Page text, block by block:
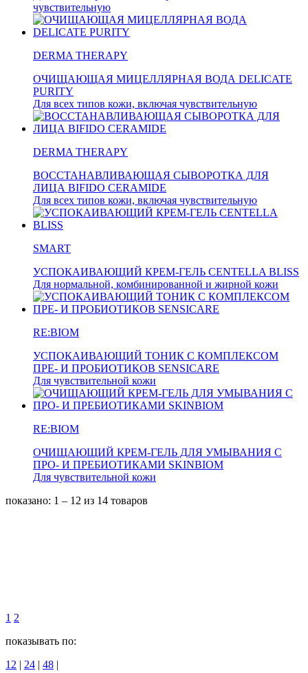
чувствительную
DERMA THERAPY
ОЧИЩАЮЩАЯ МИЦЕЛЛЯРНАЯ ВОДА DELICATE
PURITY
Для всех типов кожи, включая чувствительную
DERMA THERAPY
ВОССТАНАВЛИВАЮЩАЯ СЫВОРОТКА ДЛЯ
ЛИЦА BIFIDO CERAMIDE
Для всех типов кожи, включая чувствительную
SMART
УСПОКАИВАЮЩИЙ КРЕМ-ГЕЛЬ CENTELLA BLISS
Для нормальной, комбинированной и жирной кожи
RE:BIOM
УСПОКАИВАЮЩИЙ ТОНИК С КОМПЛЕКСОМ
ПРЕ- И ПРОБИОТИКОВ SENSICARE
Для чувствительной кожи
RE:BIOM
ОЧИЩАЮЩИЙ КРЕМ-ГЕЛЬ ДЛЯ УМЫВАНИЯ C
ПРО- И ПРЕБИОТИКАМИ SKINBIOM
Для чувствительной кожи
показано: 1 – 12 из 14 товаров
1 2
показывать по:
12 | 24 | 48 |